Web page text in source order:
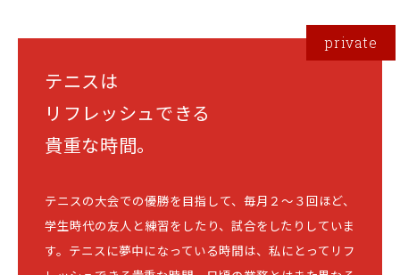
テニスは
リフレッシュできる
貴重な時間。
テニスの大会での優勝を目指して、毎月２〜３回ほど、
学生時代の友人と練習をしたり、試合をしたりしていま
す。テニスに夢中になっている時間は、私にとってリフ